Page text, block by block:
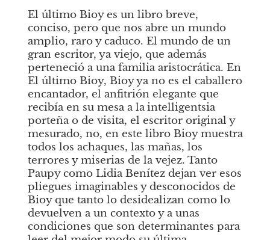
El último Bioy es un libro breve,
conciso, pero que nos abre un mundo
amplio, raro y caduco. El mundo de un
gran escritor, ya viejo, que además
perteneció a una familia aristocrática. En
El último Bioy, Bioy ya no es el caballero
encantador, el anfitrión elegante que
recibía en su mesa a la intelligentsia
porteña o de visita, el escritor original y
mesurado, no, en este libro Bioy muestra
todos los achaques, las mañas, los
terrores y miserias de la vejez. Tanto
Paupy como Lidia Benítez dejan ver esos
pliegues imaginables y desconocidos de
Bioy que tanto lo desidealizan como lo
devuelven a un contexto y a unas
condiciones que son determinantes para